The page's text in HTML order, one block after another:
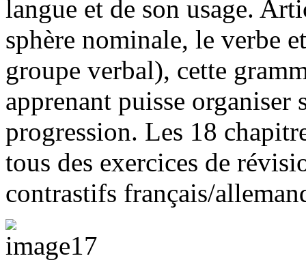
langue et de son usage.
sphère nominale, le verbe
groupe verbal), cette
apprenant puisse organiser
progression. Les 18
tous des exercices de
contrastifs français/